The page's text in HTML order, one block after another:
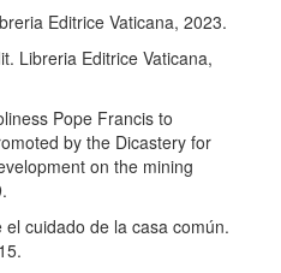
Editrice Vaticana, 2023.
Libreria Editrice Vaticana,
Pope Francis to
by the Dicastery for
on the mining
el cuidado de la casa común.